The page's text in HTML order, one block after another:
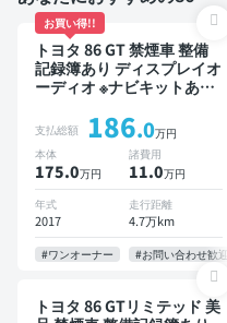
お買い得!!
トヨタ 86 GT 禁煙車 整備
記録簿あり ディスプレイオ
ーディオ ※ナビキットあり
トキー ETC バックモニタ
ー
支払総額 186.0万円
本体
175.0万円
諸費用
11.0万円
年式
2017
走行距離
4.7万km
#ワンオーナー #お問い合わせ歓迎
トヨタ 86 GTリミテッド 美